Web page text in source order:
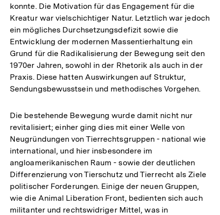
konnte. Die Motivation für das Engagement für die
Kreatur war vielschichtiger Natur. Letztlich war jedoch
ein mögliches Durchsetzungsdefizit sowie die
Entwicklung der modernen Massentierhaltung ein
Grund für die Radikalisierung der Bewegung seit den
1970er Jahren, sowohl in der Rhetorik als auch in der
Praxis. Diese hatten Auswirkungen auf Struktur,
Sendungsbewusstsein und methodisches Vorgehen.
Die bestehende Bewegung wurde damit nicht nur
revitalisiert; einher ging dies mit einer Welle von
Neugründungen von Tierrechtsgruppen - national wie
international, und hier insbesondere im
angloamerikanischen Raum - sowie der deutlichen
Differenzierung von Tierschutz und Tierrecht als Ziele
politischer Forderungen. Einige der neuen Gruppen,
wie die Animal Liberation Front, bedienten sich auch
militanter und rechtswidriger Mittel, was in